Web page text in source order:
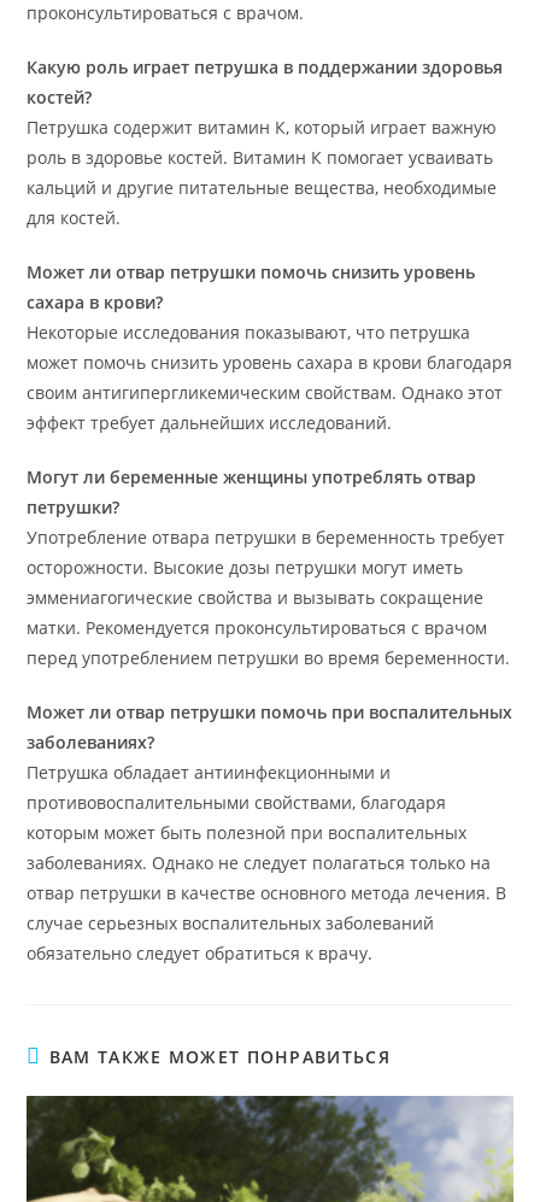
проконсультироваться с врачом.
Какую роль играет петрушка в поддержании здоровья
костей?
Петрушка содержит витамин К, который играет важную
роль в здоровье костей. Витамин К помогает усваивать
кальций и другие питательные вещества, необходимые
для костей.
Может ли отвар петрушки помочь снизить уровень
сахара в крови?
Некоторые исследования показывают, что петрушка
может помочь снизить уровень сахара в крови благодаря
своим антигипергликемическим свойствам. Однако этот
эффект требует дальнейших исследований.
Могут ли беременные женщины употреблять отвар
петрушки?
Употребление отвара петрушки в беременность требует
осторожности. Высокие дозы петрушки могут иметь
эммениагогические свойства и вызывать сокращение
матки. Рекомендуется проконсультироваться с врачом
перед употреблением петрушки во время беременности.
Может ли отвар петрушки помочь при воспалительных
заболеваниях?
Петрушка обладает антиинфекционными и
противовоспалительными свойствами, благодаря
которым может быть полезной при воспалительных
заболеваниях. Однако не следует полагаться только на
отвар петрушки в качестве основного метода лечения. В
случае серьезных воспалительных заболеваний
обязательно следует обратиться к врачу.
ВАМ ТАКЖЕ МОЖЕТ ПОНРАВИТЬСЯ